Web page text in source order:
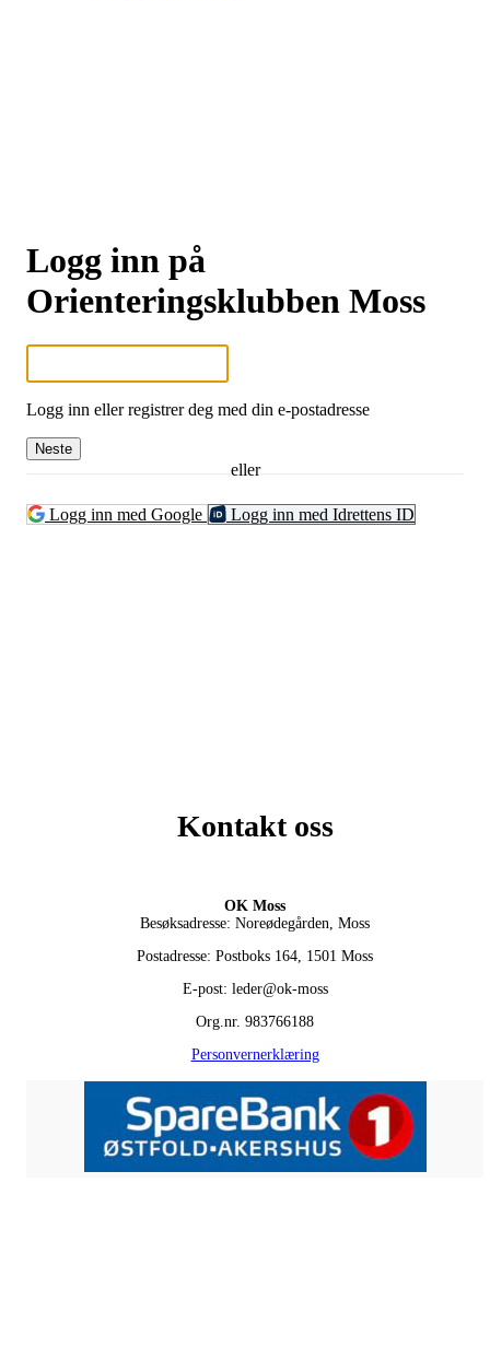
Logg inn på
Orienteringsklubben Moss
Logg inn eller registrer deg med din e-postadresse
Neste
eller
Logg inn med Google Logg inn med Idrettens ID
Kontakt oss
OK Moss
Besøksadresse: Noreødegården, Moss
Postadresse: Postboks 164, 1501 Moss
E-post: leder@ok-moss
Org.nr. 983766188
Personvernerklæring